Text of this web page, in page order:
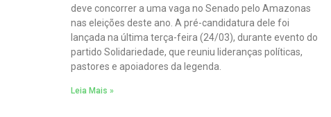
deve concorrer a uma vaga no Senado pelo Amazonas
nas eleições deste ano. A pré-candidatura dele foi
lançada na última terça-feira (24/03), durante evento do
partido Solidariedade, que reuniu lideranças políticas,
pastores e apoiadores da legenda.
Leia Mais »